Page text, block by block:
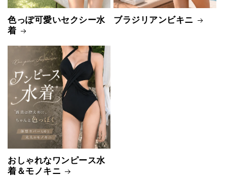
色っぽ可愛いセクシー水
着
ブラジリアンビキニ
おしゃれなワンピース水
着＆モノキニ